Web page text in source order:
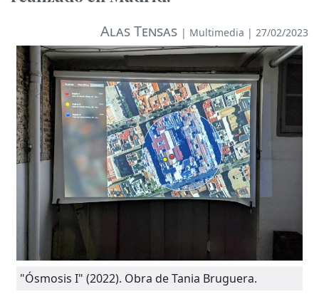
Alas Tensas | Multimedia | 27/02/2023
"Ósmosis I" (2022). Obra de Tania Bruguera.